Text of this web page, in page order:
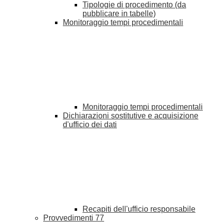
Tipologie di procedimento (da
pubblicare in tabelle)
Monitoraggio tempi procedimentali
Monitoraggio tempi procedimentali
Dichiarazioni sostitutive e acquisizione
d'ufficio dei dati
Recapiti dell'ufficio responsabile
Provvedimenti 77